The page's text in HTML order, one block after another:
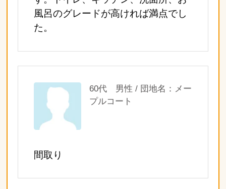
風呂のグレードが高ければ満点でし
た。
60代 男性 / 団地名：メー
プルコート
間取り